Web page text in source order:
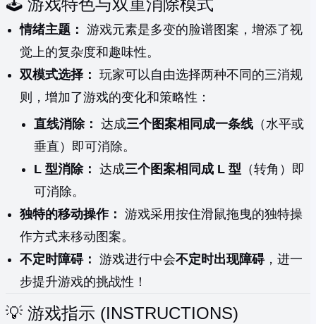
🕹️ 游戏特色与双重消除模式
情绪主题： 游戏元素是多变的脸谱图案，增添了视
觉上的复杂度和趣味性。
双模式选择： 玩家可以自由选择两种不同的三消规
则，增加了游戏的变化和策略性：
直线消除： 达成三个图案相同成一条线 （水平或
垂直）即可消除。
L 型消除： 达成三个图案相同成 L 型 （转角）即
可消除。
独特的移动操作： 游戏采用按住滑鼠拖曳的独特操
作方式来移动图案。
不定时障碍： 游戏进行中会不定时出现障碍，进一
步提升游戏的挑战性！
💡 游戏指示 (INSTRUCTIONS)